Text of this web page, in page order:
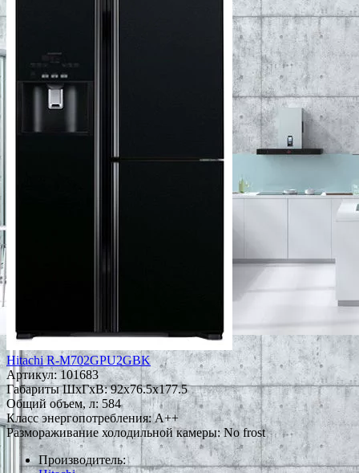
Hitachi R-M702GPU2GBK
Артикул:101683
Габариты ШxГxВ: 92x76.5x177.5
Общий объем, л: 584
Класс энергопотребления: A++
Размораживание холодильной камеры: No frost
Производитель: